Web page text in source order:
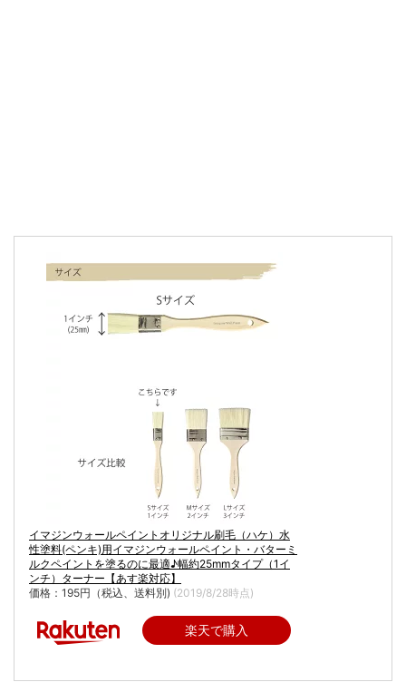
イマジンウォールペイントオリジナル刷毛（ハケ）水
性塗料(ペンキ)用イマジンウォールペイント・バターミ
ルクペイントを塗るのに最適♪幅約25mmタイプ（1イ
ンチ）ターナー【あす楽対応】
価格：195円（税込、送料別) (2019/8/28時点)
楽天で購入